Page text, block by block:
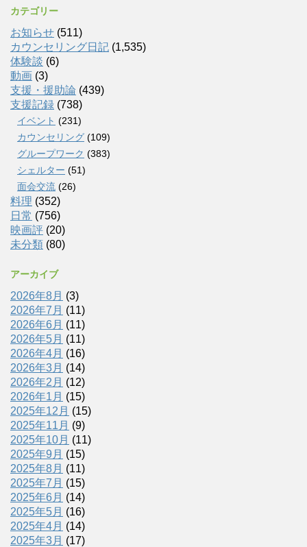
カテゴリー
お知らせ (511)
カウンセリング日記 (1,535)
体験談 (6)
動画 (3)
支援・援助論 (439)
支援記録 (738)
イベント (231)
カウンセリング (109)
グループワーク (383)
シェルター (51)
面会交流 (26)
料理 (352)
日常 (756)
映画評 (20)
未分類 (80)
アーカイブ
2026年8月 (3)
2026年7月 (11)
2026年6月 (11)
2026年5月 (11)
2026年4月 (16)
2026年3月 (14)
2026年2月 (12)
2026年1月 (15)
2025年12月 (15)
2025年11月 (9)
2025年10月 (11)
2025年9月 (15)
2025年8月 (11)
2025年7月 (15)
2025年6月 (14)
2025年5月 (16)
2025年4月 (14)
2025年3月 (17)